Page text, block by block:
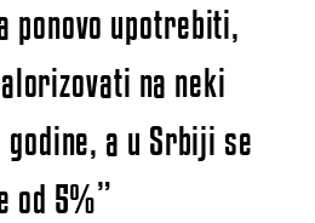
ponovo upotrebiti,
na neki
a u Srbiji se
od 5%”